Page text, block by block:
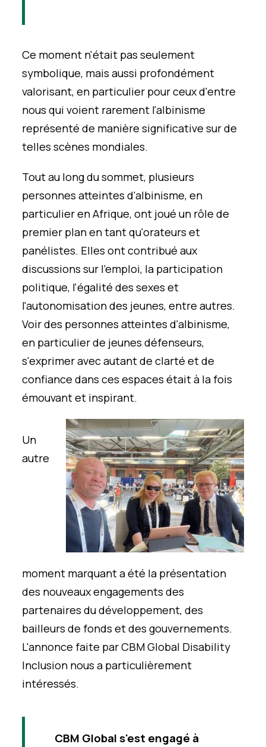
Ce moment n'était pas seulement
symbolique, mais aussi profondément
valorisant, en particulier pour ceux d'entre
nous qui voient rarement l'albinisme
représenté de manière significative sur de
telles scènes mondiales.
Tout au long du sommet, plusieurs
personnes atteintes d'albinisme, en
particulier en Afrique, ont joué un rôle de
premier plan en tant qu'orateurs et
panélistes. Elles ont contribué aux
discussions sur l'emploi, la participation
politique, l'égalité des sexes et
l'autonomisation des jeunes, entre autres.
Voir des personnes atteintes d'albinisme,
en particulier de jeunes défenseurs,
s'exprimer avec autant de clarté et de
confiance dans ces espaces était à la fois
émouvant et inspirant.
Un
autre
moment marquant a été la présentation
des nouveaux engagements des
partenaires du développement, des
bailleurs de fonds et des gouvernements.
L'annonce faite par CBM Global Disability
Inclusion nous a particulièrement
intéressés.
CBM Global s'est engagé à